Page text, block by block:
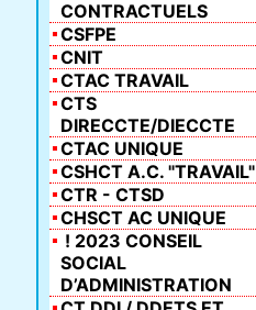
CONTRACTUELS
CSFPE
CNIT
CTAC TRAVAIL
CTS
DIRECCTE/DIECCTE
CTAC UNIQUE
CSHCT A.C. "TRAVAIL"
CTR - CTSD
CHSCT AC UNIQUE
! 2023 CONSEIL
SOCIAL
D’ADMINISTRATION